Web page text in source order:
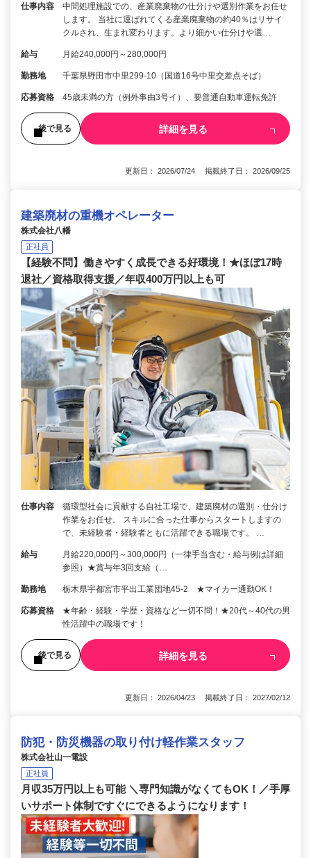
仕事内容
中間処理施設での、産業廃棄物の仕分けや選別作業をお任せ
します。 当社に運ばれてくる産業廃棄物の約40％はリサイ
クルされ、生まれ変わります。より細かい仕分けや選…
給与 月給240,000円～280,000円
勤務地 千葉県野田市中里299-10（国道16号中里交差点そば）
応募資格 45歳未満の方（例外事由3号イ）、要普通自動車運転免許
後で見る 詳細を見る
更新日： 2026/07/24 掲載終了日： 2026/09/25
建築廃材の重機オペレーター
株式会社八幡
正社員
【経験不問】働きやすく成長できる好環境！★ほぼ17時
退社／資格取得支援／年収400万円以上も可
仕事内容
循環型社会に貢献する自社工場で、建築廃材の選別・仕分け
作業をお任せ。 スキルに合った仕事からスタートしますの
で、未経験者・経験者ともに活躍できる職場です。 …
給与
月給220,000円～300,000円（一律手当含む・給与例は詳細
参照）★賞与年3回支給（…
勤務地 栃木県宇都宮市平出工業団地45-2 ★マイカー通勤OK！
応募資格
★年齢・経験・学歴・資格など一切不問！★20代～40代の男
性活躍中の職場です！
後で見る 詳細を見る
更新日： 2026/04/23 掲載終了日： 2027/02/12
防犯・防災機器の取り付け軽作業スタッフ
株式会社山一電設
正社員
月収35万円以上も可能 ＼専門知識がなくてもOK！／手厚
いサポート体制ですぐにできるようになります！